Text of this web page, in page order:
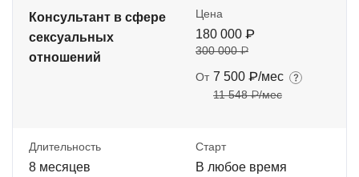
Консультант в сфере
сексуальных
отношений
Цена
180 000 ₽
300 000 ₽
От 7 500 ₽/мес
11 548 ₽/мес
Длительность
8 месяцев
Старт
В любое время